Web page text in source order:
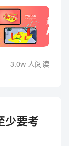
3.0w 人阅读
少要考